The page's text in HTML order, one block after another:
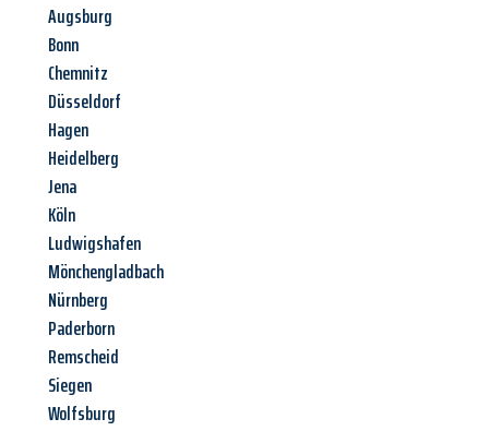
Augsburg
Bonn
Chemnitz
Düsseldorf
Hagen
Heidelberg
Jena
Köln
Ludwigshafen
Mönchengladbach
Nürnberg
Paderborn
Remscheid
Siegen
Wolfsburg